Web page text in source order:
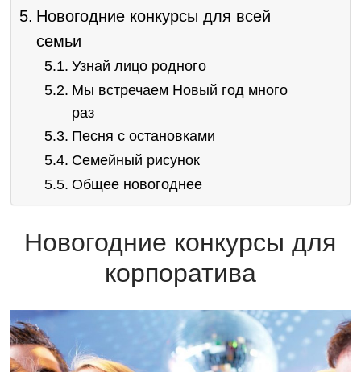
Новогодние конкурсы для всей
семьи
Узнай лицо родного
Мы встречаем Новый год много
раз
Песня с остановками
Семейный рисунок
Общее новогоднее
Новогодние конкурсы для
корпоратива